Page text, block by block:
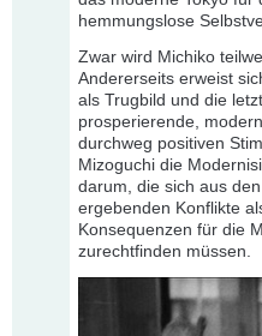
hemmungslose
Zwar wird Michiko
Andererseits erweist
als Trugbild und die
prosperierende,
durchweg positiven
Mizoguchi die
darum, die sich aus
ergebenden Konflikte
Konsequenzen für die
zurechtfinden müssen.